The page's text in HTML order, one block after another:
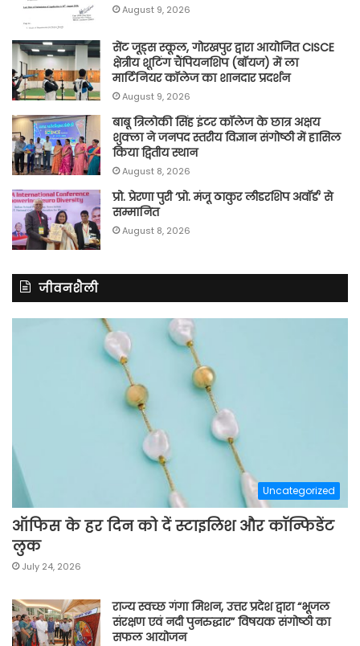
August 9, 2026
सेंट जूड्स स्कूल, गोरखपुर द्वारा आयोजित CISCE
क्षेत्रीय शूटिंग चैंपियनशिप (बॉयज) में ला
मार्टिनियर कॉलेज का शानदार प्रदर्शन
August 9, 2026
बाबू त्रिलोकी सिंह इंटर कॉलेज के छात्र अक्षय
शुक्ला ने जनपद स्तरीय विज्ञान संगोष्ठी में हासिल
किया द्वितीय स्थान
August 8, 2026
प्रो. प्रेरणा पुरी ‘प्रो. मंजू ठाकुर लीडरशिप अवॉर्ड’ से
सम्मानित
August 8, 2026
जीवनशैली
Uncategorized
ऑफिस के हर दिन को दें स्टाइलिश और कॉन्फिडेंट
लुक
July 24, 2026
राज्य स्वच्छ गंगा मिशन, उत्तर प्रदेश द्वारा “भूजल
संरक्षण एवं नदी पुनरुद्धार” विषयक संगोष्ठी का
सफल आयोजन